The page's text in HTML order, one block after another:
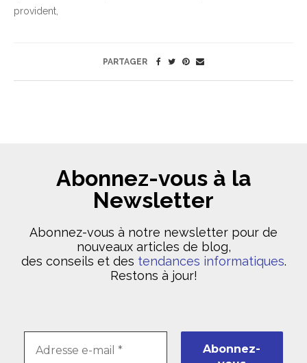
provident,
PARTAGER
Abonnez-vous à la
Newsletter
Abonnez-vous à notre newsletter pour de
nouveaux articles de blog,
des conseils et des tendances informatiques.
Restons à jour!